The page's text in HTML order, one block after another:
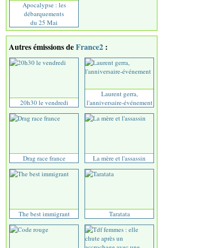
Apocalypse : les
débarquements
du 25 Mai
Autres émissions deFrance2 :
20h30 le vendredi
Laurent gerra,
l'anniversaire-événement
Drag race france La mère et l'assassin
The best immigrant Taratata